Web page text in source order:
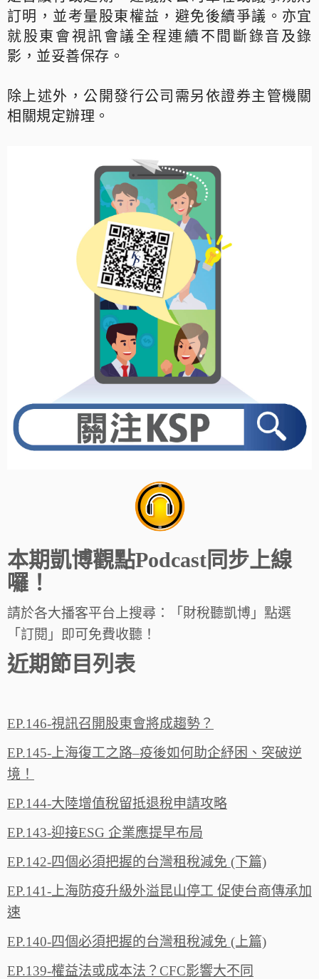
訂明，並考量股東權益，避免後續爭議。亦宜
就股東會視訊會議全程連續不間斷錄音及錄
影，並妥善保存。
除上述外，公開發行公司需另依證券主管機關
相關規定辦理。
本期凱博觀點Podcast同步上線
囉！
請於各大播客平台上搜尋：「財稅聽凱博」點選
「訂閱」即可免費收聽！
近期節目列表
EP.146-視訊召開股東會將成趨勢？
EP.145-上海復工之路–疫後如何助企紓困、突破逆
境！
EP.144-大陸增值稅留抵退稅申請攻略
EP.143-迎接ESG 企業應提早布局
EP.142-四個必須把握的台灣租稅減免 (下篇)
EP.141-上海防疫升級外溢昆山停工 促使台商傳承加
速
EP.140-四個必須把握的台灣租稅減免 (上篇)
EP.139-權益法或成本法？CFC影響大不同